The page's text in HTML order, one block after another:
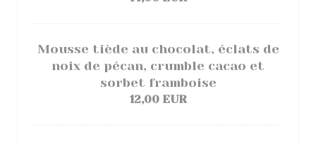
Mousse tiède au chocolat, éclats de
noix de pécan, crumble cacao et
sorbet framboise
12,00 EUR